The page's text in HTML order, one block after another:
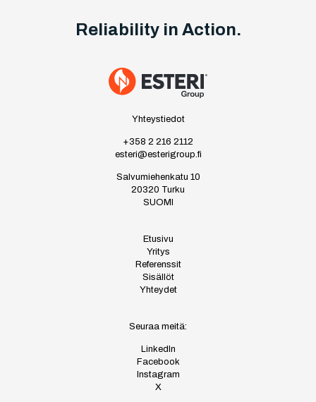
Reliability in Action.
Yhteystiedot
+358 2 216 2112
esteri@esterigroup.fi
Salvumiehenkatu 10
20320 Turku
SUOMI
Etusivu
Yritys
Referenssit
Sisällöt
Yhteydet
Seuraa meitä:
LinkedIn
Facebook
Instagram
X